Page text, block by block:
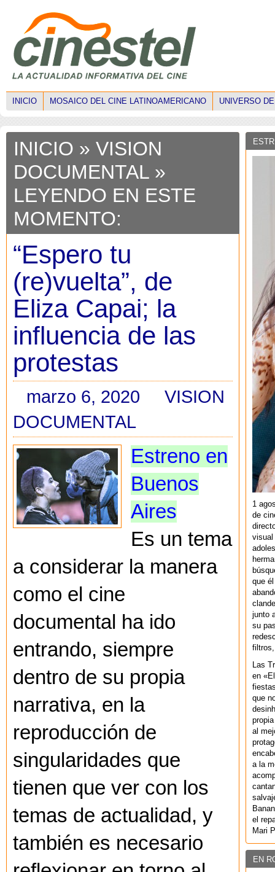
INICIO MOSAICO DEL CINE LATINOAMERICANO UNIVERSO
INICIO » VISION
DOCUMENTAL »
LEYENDO EN ESTE
MOMENTO:
“Espero tu
(re)vuelta”, de
Eliza Capai; la
influencia de las
protestas
marzo 6, 2020
VISION
DOCUMENTAL
Estreno en
Buenos
Aires
Es un tema
a considerar la manera
como el cine
documental ha ido
entrando, siempre
dentro de su propia
narrativa, en la
reproducción de
singularidades que
tienen que ver con los
temas de actualidad, y
también es necesario
1
de
visual
que
junto
su
filtros,
Las
en
que
al
a la
el
Mari
EN